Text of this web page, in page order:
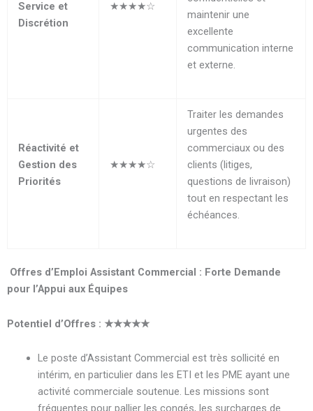
Service et
Discrétion
★★★★☆
maintenir une
excellente
communication interne
et externe.
Réactivité et
Gestion des
Priorités
★★★★☆
Traiter les demandes
urgentes des
commerciaux ou des
clients (litiges,
questions de livraison)
tout en respectant les
échéances.
Offres d’Emploi Assistant Commercial : Forte Demande
pour l’Appui aux Équipes
Potentiel d’Offres : ★★★★★
Le poste d’Assistant Commercial est très sollicité en
intérim, en particulier dans les ETI et les PME ayant une
activité commerciale soutenue. Les missions sont